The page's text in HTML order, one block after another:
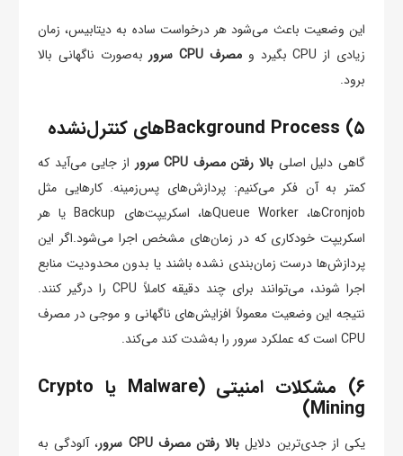
این وضعیت باعث می‌شود هر درخواست ساده به دیتابیس، زمان
زیادی از CPU بگیرد و
مصرف CPU سرور
به‌صورت ناگهانی بالا
برود.
۵) Background Processهای کنترل‌نشده
گاهی دلیل اصلی بالا رفتن مصرف CPU سرور
از جایی می‌آید که
کمتر به آن فکر می‌کنیم: پردازش‌های پس‌زمینه. کارهایی مثل
Cronjobها، Queue Workerها، اسکریپت‌های Backup یا هر
اسکریپت خودکاری که در زمان‌های مشخص اجرا می‌شود.اگر این
پردازش‌ها درست زمان‌بندی نشده باشند یا بدون محدودیت منابع
اجرا شوند، می‌توانند برای چند دقیقه کاملاً CPU را درگیر کنند.
نتیجه این وضعیت معمولاً افزایش‌های ناگهانی و موجی در مصرف
CPU است که عملکرد سرور را به‌شدت کند می‌کند.
۶) مشکلات امنیتی (Malware یا Crypto
Mining)
یکی از جدی‌ترین دلایل بالا رفتن مصرف CPU سرور
، آلودگی به